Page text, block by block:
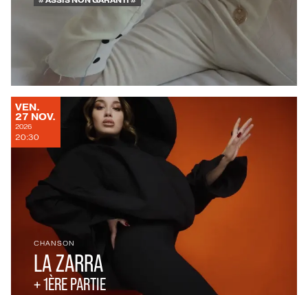
VENDREDI
VEN.
27 NOVEMBRE
NOV.
2026
20:30
CHANSON
LA ZARRA
+ 1ÈRE PARTIE